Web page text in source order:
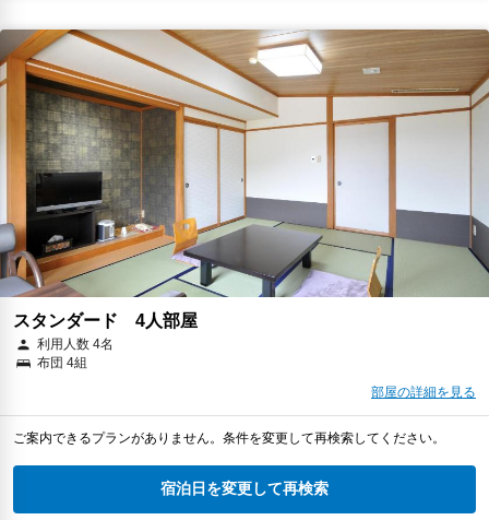
スタンダード 4人部屋
利用人数 4名
布団 4組
部屋の詳細を見る
ご案内できるプランがありません。条件を変更して再検索してください。
宿泊日を変更して再検索